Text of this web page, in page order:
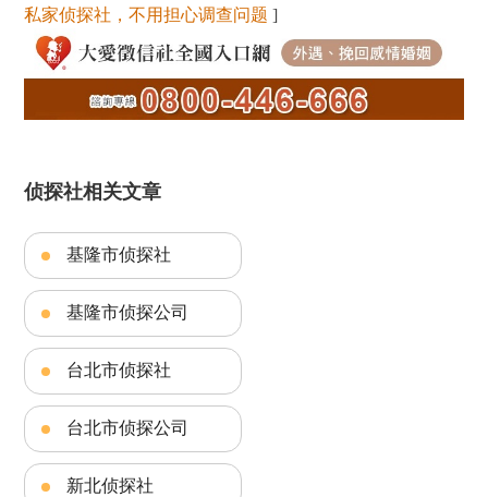
私家侦探社，不用担心调查问题 ]
侦探社相关文章
基隆市侦探社
基隆市侦探公司
台北市侦探社
台北市侦探公司
新北侦探社